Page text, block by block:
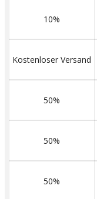
10%
Kostenloser Versand
50%
50%
50%